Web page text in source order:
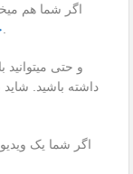
اگر شما هم
و حتی
داشته باشید. شاید
اگر شما یک